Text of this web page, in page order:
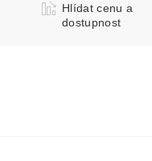
Hlídat cenu a
dostupnost